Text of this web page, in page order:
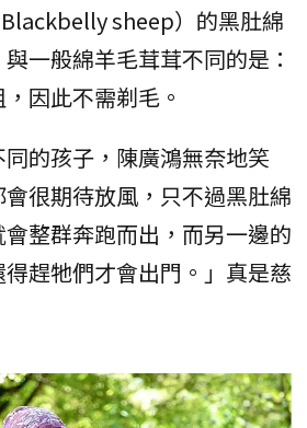
sheep）的黑肚綿
一般綿羊毛茸茸不同的是：
因此不需剃毛。
的孩子，陳廣鴻無奈地笑
很期待放風，只不過黑肚綿
整群奔跑而出，而另一邊的
趕牠們才會出門。」真是慈